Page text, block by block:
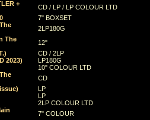
+
CD / LP / LP COLOUR LTD
7" BOXSET
2LP180G
The
12"
CD / 2LP
2023)
LP180G
10" COLOUR LTD
CD
LP
LP
2LP COLOUR LTD
7" COLOUR